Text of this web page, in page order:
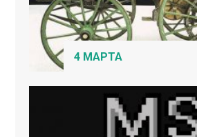
4 МАРТА